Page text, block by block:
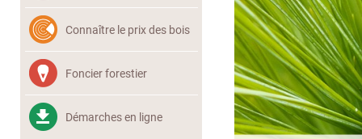
Connaître le prix des bois
Foncier forestier
Démarches en ligne